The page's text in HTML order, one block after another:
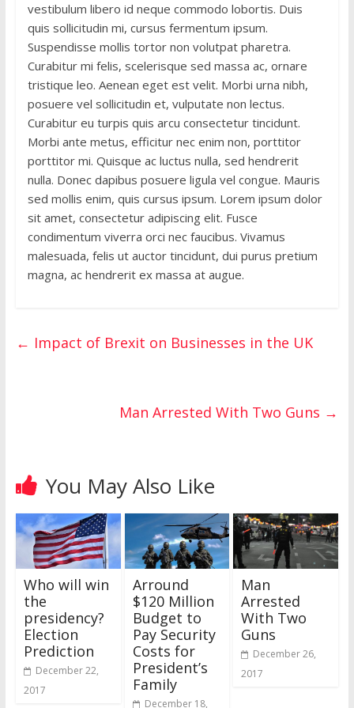
vestibulum libero id neque commodo lobortis. Duis
quis sollicitudin mi, cursus fermentum ipsum.
Suspendisse mollis tortor non volutpat pharetra.
Curabitur mi felis, scelerisque sed massa ac, ornare
tristique leo. Aenean eget est velit. Morbi urna nibh,
posuere vel sollicitudin et, vulputate non lectus.
Curabitur eu turpis quis arcu consectetur tincidunt.
Morbi ante metus, efficitur nec enim non, porttitor
porttitor mi. Quisque ac luctus nulla, sed hendrerit
nulla. Donec dapibus posuere ligula vel congue. Mauris
sed mollis enim, quis cursus ipsum. Lorem ipsum dolor
sit amet, consectetur adipiscing elit. Fusce
condimentum viverra orci nec faucibus. Vivamus
malesuada, felis ut auctor tincidunt, dui purus pretium
magna, ac hendrerit ex massa at augue.
← Impact of Brexit on Businesses in the UK
Man Arrested With Two Guns →
You May Also Like
Who will win
the
presidency?
Election
Prediction
December 22,
2017
Arround
$120 Million
Budget to
Pay Security
Costs for
President’s
Family
December 18,
Man
Arrested
With Two
Guns
December 26,
2017